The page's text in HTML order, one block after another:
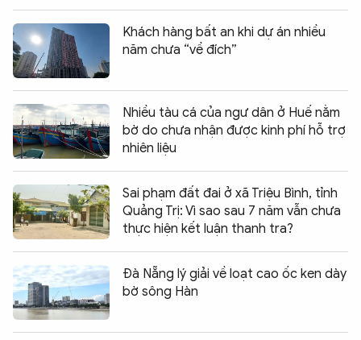
Khách hàng bất an khi dự án nhiều
năm chưa “về đích”
Nhiều tàu cá của ngư dân ở Huế nằm
bờ do chưa nhận được kinh phí hỗ trợ
nhiên liệu
Sai phạm đất đai ở xã Triệu Bình, tỉnh
Quảng Trị: Vì sao sau 7 năm vẫn chưa
thực hiện kết luận thanh tra?
Đà Nẵng lý giải về loạt cao ốc ken dày
bờ sông Hàn